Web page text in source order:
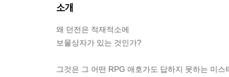
소개
왜 던전은 적재적소에
보물상자가 있는 것인가?
그것은 그 어떤 RPG 애호가도 답하지 못하는 미스